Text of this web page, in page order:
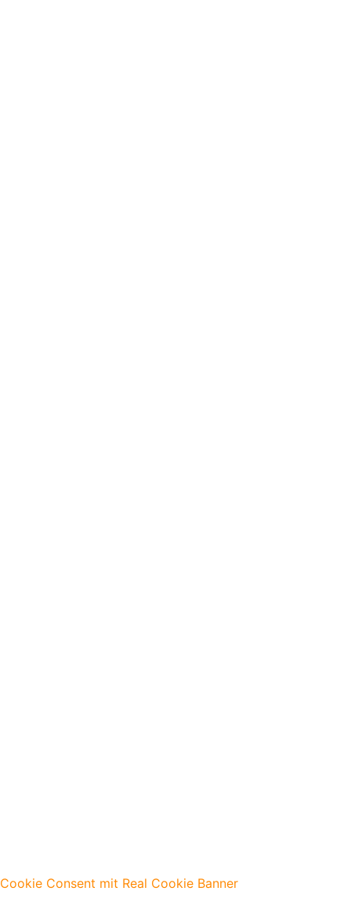
Cookie Consent mit Real Cookie Banner